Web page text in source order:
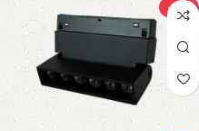
-33%